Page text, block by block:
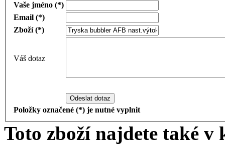
Vaše jméno (*)
Email (*)
Zboží (*)
Váš dotaz
Odeslat dotaz
Položky označené (*) je nutné vyplnit
Toto zboží najdete také v